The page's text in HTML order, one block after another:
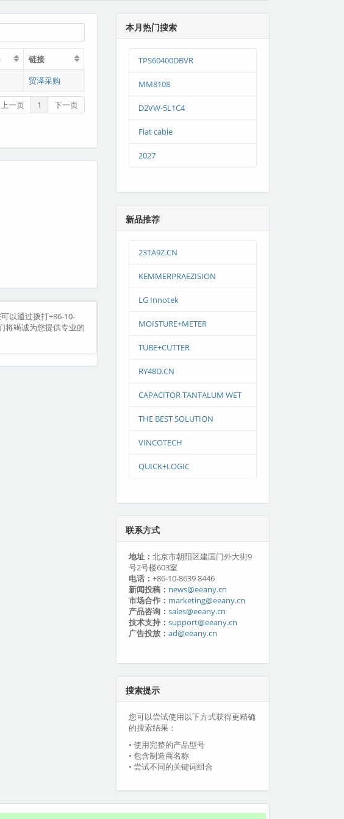
链接
贸泽采购
上一页 1 下一页
以通过拨打+86-10-
将竭诚为您提供专业的
本月热门搜索
TPS60400DBVR
MM8108
D2VW-5L1C4
Flat cable
2027
新品推荐
23TA9Z.CN
KEMMERPRAEZISION
LG Innotek
MOISTURE+METER
TUBE+CUTTER
RY48D.CN
CAPACITOR TANTALUM WET
THE BEST SOLUTION
VINCOTECH
QUICK+LOGIC
联系方式
地址： 北京市朝阳区建国门外大街9
号2号楼603室
电话： +86-10-8639 8446
新闻投稿： news@eeany.cn
市场合作： marketing@eeany.cn
产品咨询： sales@eeany.cn
技术支持： support@eeany.cn
广告投放： ad@eeany.cn
搜索提示
您可以尝试使用以下方式获得更精确
的搜索结果：
• 使用完整的产品型号
• 包含制造商名称
• 尝试不同的关键词组合